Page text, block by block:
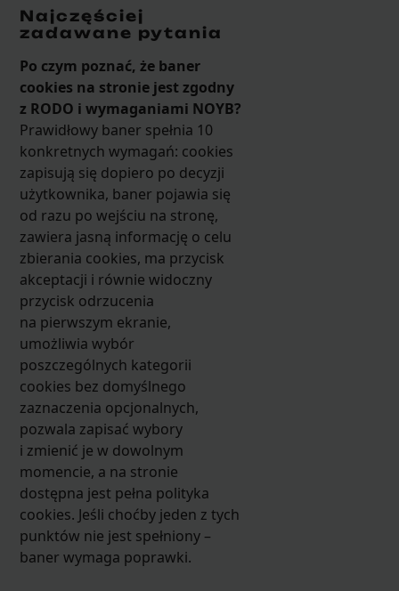
Najczęściej
zadawane pytania
Po czym poznać, że baner
cookies na stronie jest zgodny
z RODO i wymaganiami NOYB?
Prawidłowy baner spełnia 10
konkretnych wymagań: cookies
zapisują się dopiero po decyzji
użytkownika, baner pojawia się
od razu po wejściu na stronę,
zawiera jasną informację o celu
zbierania cookies, ma przycisk
akceptacji i równie widoczny
przycisk odrzucenia
na pierwszym ekranie,
umożliwia wybór
poszczególnych kategorii
cookies bez domyślnego
zaznaczenia opcjonalnych,
pozwala zapisać wybory
i zmienić je w dowolnym
momencie, a na stronie
dostępna jest pełna polityka
cookies. Jeśli choćby jeden z tych
punktów nie jest spełniony –
baner wymaga poprawki.